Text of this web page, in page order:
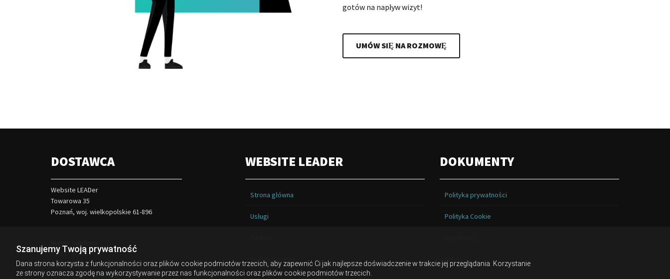
Szanujemy Twoją prywatność
Dana strona korzysta z funkcjonalności oraz plików cookie podmiotów trzecich, aby zapewnić Ci jak najlepsze doświadczenie w trakcie jej przeglądania. Korzystanie
ze strony oznacza zgodę na wykorzystywanie przez nas funkcjonalności oraz plików cookie podmiotów trzecich.
gotów na napływ wizyt!
UMÓW SIĘ NA ROZMOWĘ
DOSTAWCA
Website LEADer
Towarowa 35
Poznań, woj. wielkopolskie 61-896
61 627 46 00
Adres e-mail
kontakt@websiteleader.pl
WEBSITE LEADER
Strona główna
Usługi
Wybierz pakiet
DOKUMENTY
Polityka prywatności
Polityka Cookie
EULA